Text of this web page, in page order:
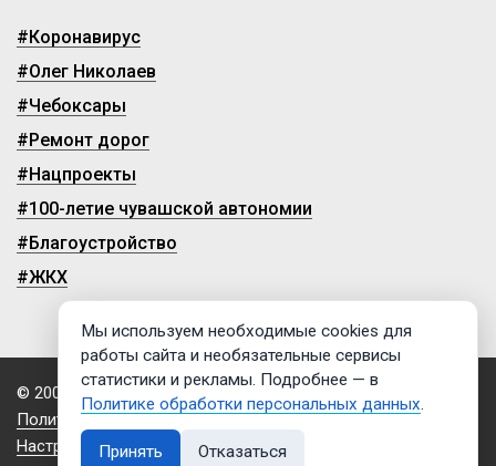
#Коронавирус
#Олег Николаев
#Чебоксары
#Ремонт дорог
#Нацпроекты
#100-летие чувашской автономии
#Благоустройство
#ЖКХ
© 2009-2026, ГТРК «Чувашия»
Политика обработки персональных данных
Настройки cookies
Мы используем необходимые cookies для
работы сайта и необязательные сервисы
статистики и рекламы. Подробнее — в
Политике обработки персональных данных.
Принять Отказаться